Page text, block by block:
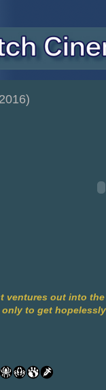
ventures out into
only to get